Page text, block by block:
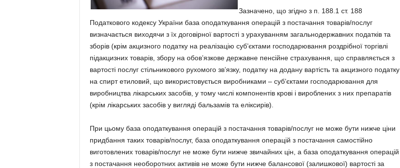
Зазначено, що згідно з п. 188.1 ст. 188
Податкового кодексу України база оподаткування операцій з постачання товарів/послуг
визначається виходячи з їх договірної вартості з урахуванням загальнодержавних податків та
зборів (крім акцизного податку на реалізацію суб’єктами господарювання роздрібної торгівлі
підакцизних товарів, збору на обов’язкове державне пенсійне страхування, що справляється з
вартості послуг стільникового рухомого зв’язку, податку на додану вартість та акцизного податку
на спирт етиловий, що використовується виробниками – суб’єктами господарювання для
виробництва лікарських засобів, у тому числі компонентів крові і вироблених з них препаратів
(крім лікарських засобів у вигляді бальзамів та еліксирів).
При цьому база оподаткування операцій з постачання товарів/послуг не може бути нижче ціни
придбання таких товарів/послуг, база оподаткування операцій з постачання самостійно
виготовлених товарів/послуг не може бути нижче звичайних цін, а база оподаткування операцій
з постачання необоротних активів не може бути нижче балансової (залишкової) вартості за